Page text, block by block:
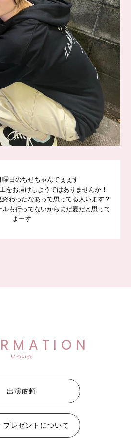
曜日のちせちゃんでぇぇす
をお届けしようではありませんか！
わったなあって思ってる人います？
も行ってないからまだ夏だと思って
まーす
いろいろ
出演依頼
プレゼントについて